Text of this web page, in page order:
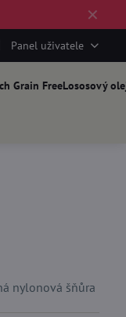
✕
Panel uživatele
Grain FreeLososový
nylonová šňůra